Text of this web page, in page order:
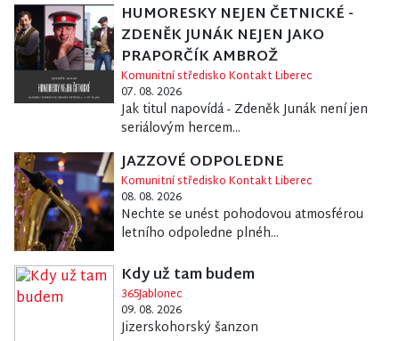
HUMORESKY NEJEN ČETNICKÉ -
ZDENĚK JUNÁK NEJEN JAKO
PRAPORČÍK AMBROŽ
Komunitní středisko Kontakt Liberec
07. 08. 2026
Jak titul napovídá - Zdeněk Junák není jen
seriálovým hercem...
JAZZOVÉ ODPOLEDNE
Komunitní středisko Kontakt Liberec
08. 08. 2026
Nechte se unést pohodovou atmosférou
letního odpoledne plnéh...
Kdy už tam budem
365Jablonec
09. 08. 2026
Jizerskohorský šanzon